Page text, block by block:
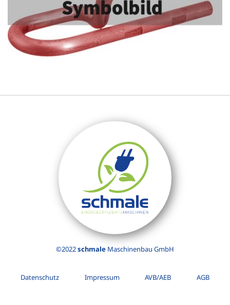
©2022schmale Maschinenbau GmbH
Datenschutz Impressum AVB/AEB AGB